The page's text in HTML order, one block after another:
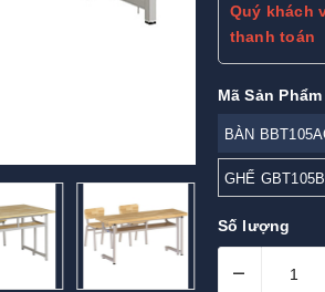
Quý khách
thanh toán
Mã Sản Phẩm
BÀN
GHẾ
Số lượng
–